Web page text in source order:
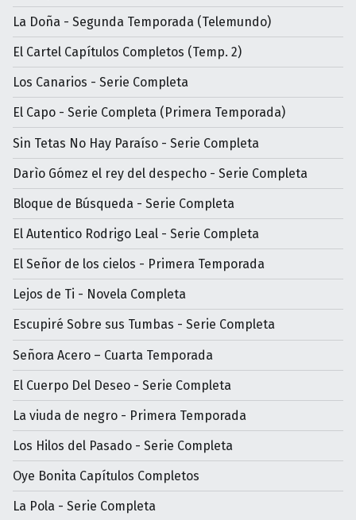
La Doña - Segunda Temporada (Telemundo)
El Cartel Capítulos Completos (Temp. 2)
Los Canarios - Serie Completa
El Capo - Serie Completa (Primera Temporada)
Sin Tetas No Hay Paraíso - Serie Completa
Darìo Gómez el rey del despecho - Serie Completa
Bloque de Búsqueda - Serie Completa
El Autentico Rodrigo Leal - Serie Completa
El Señor de los cielos - Primera Temporada
Lejos de Ti - Novela Completa
Escupiré Sobre sus Tumbas - Serie Completa
Señora Acero – Cuarta Temporada
El Cuerpo Del Deseo - Serie Completa
La viuda de negro - Primera Temporada
Los Hilos del Pasado - Serie Completa
Oye Bonita Capítulos Completos
La Pola - Serie Completa